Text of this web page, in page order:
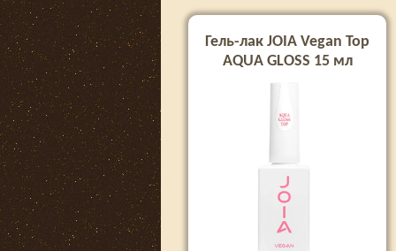
Гель-лак JOIA Vegan Top
AQUA GLOSS 15 мл